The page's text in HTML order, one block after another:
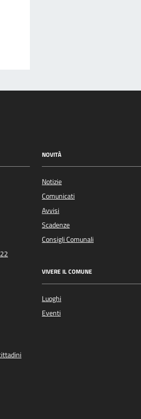
NOVITÀ
Notizie
Comunicati
Avvisi
Scadenze
Consigli Comunali
VIVERE IL COMUNE
Luoghi
Eventi